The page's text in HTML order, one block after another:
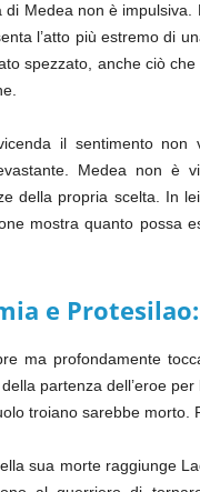
di Medea non è impulsiva.
l’atto più estremo di
spezzato, anche ciò
il sentimento non
Medea non è
della propria scelta. In
mostra quanto possa
e
ma profondamente
partenza dell’eroe
troiano sarebbe morto.
sua morte raggiunge